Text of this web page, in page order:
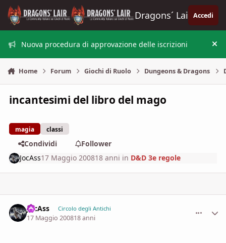
Vai al contenuto
Dragons´ Lair Accedi
Nuova procedura di approvazione delle iscrizioni
Home Forum Giochi di Ruolo Dungeons & Dragons
incantesimi del libro del mago
magia classi
Condividi
Follower
JocAss17 Maggio 200818 anni in D&D 3e regole
JocAss Circolo degli Antichi
17 Maggio 200818 anni